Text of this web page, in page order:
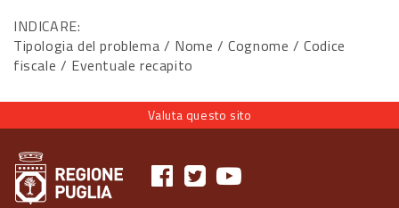
INDICARE:
Tipologia del problema / Nome / Cognome / Codice
fiscale / Eventuale recapito
Valuta questo sito